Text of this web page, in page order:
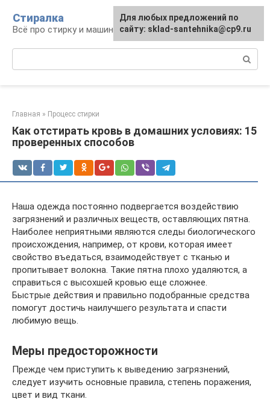
контенту
Стиралка
Всё про стирку и машинки
Главная » Процесс стирки
Как отстирать кровь в домашних условиях: 15
проверенных способов
Наша одежда постоянно подвергается воздействию
загрязнений и различных веществ, оставляющих пятна.
Наиболее неприятными являются следы биологического
происхождения, например, от крови, которая имеет
свойство въедаться, взаимодействует с тканью и
пропитывает волокна. Такие пятна плохо удаляются, а
справиться с высохшей кровью еще сложнее.
Быстрые действия и правильно подобранные средства
помогут достичь наилучшего результата и спасти
любимую вещь.
Меры предосторожности
Прежде чем приступить к выведению загрязнений,
следует изучить основные правила, степень поражения,
цвет и вид ткани.
Для любых предложений по
сайту: sklad-santehnika@cp9.ru